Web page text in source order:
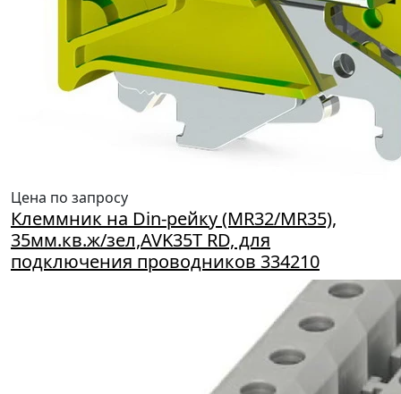
Цена по запросу
Клеммник на Din-рейку (MR32/MR35),
35мм.кв.ж/зел,AVK35T RD, для
подключения проводников 334210